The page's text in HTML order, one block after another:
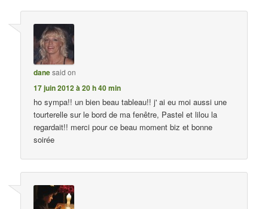
danesaid on
17 juin 2012 à 20 h 40 min
ho sympa!! un bien beau tableau!! j' ai eu moi aussi une
tourterelle sur le bord de ma fenêtre, Pastel et lilou la
regardait!! merci pour ce beau moment biz et bonne
soirée